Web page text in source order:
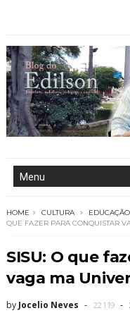
HOME CULTURA EDUCAÇÃO
QUE FAZER PARA CONQUISTAR
SISU: O que
vaga ma
by Jocelio Neves 22.1.19